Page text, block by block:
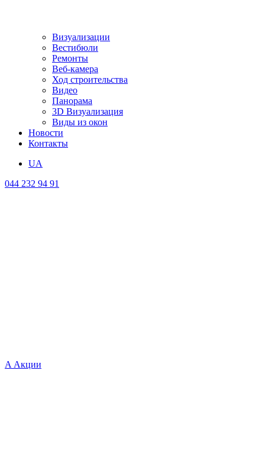
Визуализации
Вестибюли
Ремонты
Веб-камера
Ход строительства
Видео
Панорама
3D Визуализация
Виды из окон
Новости
Контакты
UA
044 232 94 91
A Акции